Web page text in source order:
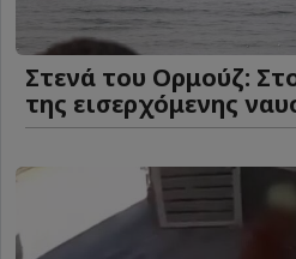
Στενά του Ορμούζ:
της εισερχόμενης